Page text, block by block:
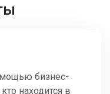
бизнес-
находится в